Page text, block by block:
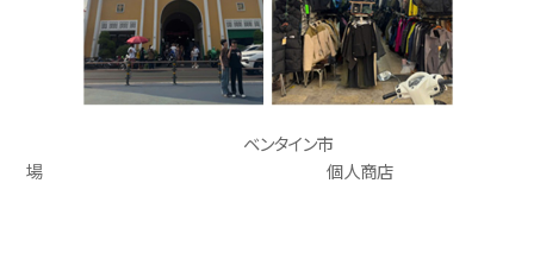
ベンタイン市
場 個人商店